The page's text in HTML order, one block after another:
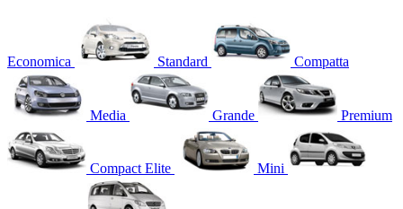
Economica Standard Compatta
Media Grande Premium
Compact Elite Mini